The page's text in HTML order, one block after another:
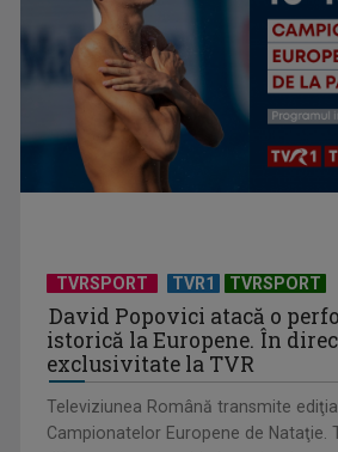
Cupa Națiunilor la rugby debutează la
intră în cursa ...
TVRSPORT TVR1 TVRSPORT
David Popovici atacă o
istorică la Europene. În
exclusivitate la TVR
Televiziunea Română transmite
Campionatelor Europene de Nataţie.